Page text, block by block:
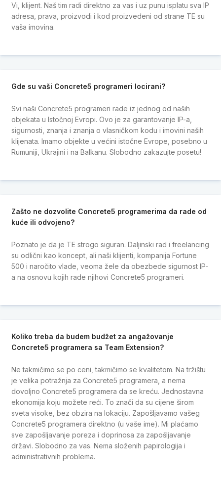
Vi, klijent. Naš tim radi direktno za vas i uz punu isplatu sva IP
adresa, prava, proizvodi i kod proizvedeni od strane TE su
vaša imovina.
Gde su vaši Concrete5 programeri locirani?
Svi naši Concrete5 programeri rade iz jednog od naših
objekata u Istočnoj Evropi. Ovo je za garantovanje IP-a,
sigurnosti, znanja i znanja o vlasničkom kodu i imovini naših
klijenata. Imamo objekte u većini istočne Evrope, posebno u
Rumuniji, Ukrajini i na Balkanu. Slobodno zakazujte posetu!
Zašto ne dozvolite Concrete5 programerima da rade od
kuće ili odvojeno?
Poznato je da je TE strogo siguran. Daljinski rad i freelancing
su odlični kao koncept, ali naši klijenti, kompanija Fortune
500 i naročito vlade, veoma žele da obezbede sigurnost IP-
a na osnovu kojih rade njihovi Concrete5 programeri.
Koliko treba da budem budžet za angažovanje
Concrete5 programera sa Team Extension?
Ne takmičimo se po ceni, takmičimo se kvalitetom. Na tržištu
je velika potražnja za Concrete5 programera, a nema
dovoljno Concrete5 programera da se kreću. Jednostavna
ekonomija koju možete reći. To znači da su cijene širom
sveta visoke, bez obzira na lokaciju. Zapošljavamo vašeg
Concrete5 programera direktno (u vaše ime). Mi plaćamo
sve zapošljavanje poreza i doprinosa za zapošljavanje
državi. Slobodno za vas. Nema složenih papirologija i
administrativnih problema.